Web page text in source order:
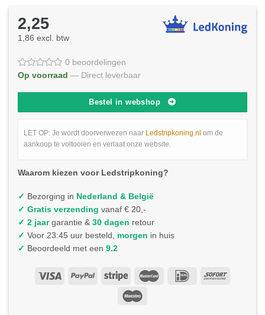
2,25
1,86 excl. btw
0 beoordelingen
Op voorraad — Direct leverbaar
Bestel in webshop
LET OP: Je wordt doorverwezen naar Ledstripkoning.nl om de
aankoop te voltooien en verlaat onze website.
Waarom kiezen voor Ledstripkoning?
✓ Bezorging in Nederland & België
✓ Gratis verzending vanaf € 20,-
✓ 2 jaargarantie & 30 dagen retour
✓ Voor 23:45 uur besteld, morgen in huis
✓ Beoordeeld met een 9.2